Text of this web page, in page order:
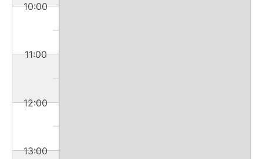
10:00
11:00
12:00
13:00